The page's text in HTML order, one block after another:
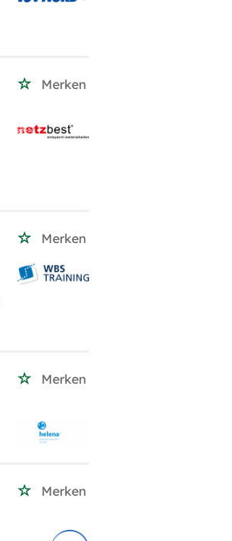
Merken
Merken
Merken
Merken